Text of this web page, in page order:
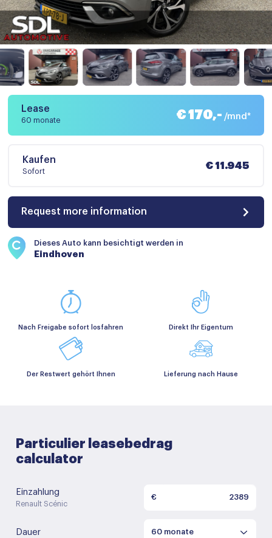
Lease
60 monate € 170,- /mnd*
Kaufen
Sofort
€ 11.945
Request more information
Dieses Auto kann besichtigt werden in
Eindhoven
Nach Freigabe sofort losfahren Direkt Ihr Eigentum
Der Restwert gehört Ihnen Lieferung nach Hause
Particulier leasebedrag
calculator
Einzahlung
Renault Scénic
€
Dauer